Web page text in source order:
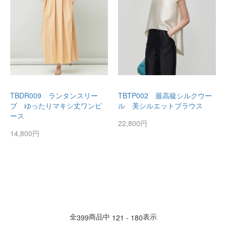
TBDR009 ランタンスリー
ブ ゆったりマキシ丈ワンピ
ース
14,800円
TBTP002 最高級シルクウー
ル 美シルエットブラウス
22,800円
全399商品中 121 - 180表示